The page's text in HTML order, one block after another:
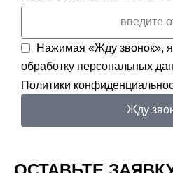
Нажимая «Жду звонок»,
обработку персональных
Политики
Жду